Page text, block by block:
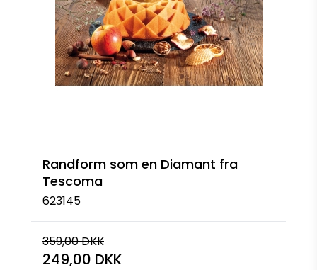
Randform som en Diamant fra
Tescoma
623145
359,00 DKK
249,00 DKK